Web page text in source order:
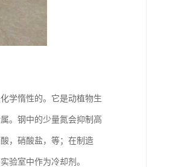
学惰性的。它是动植物生
。钢中的少量氮会抑制高
，硝酸盐，等；在制造
验室中作为冷却剂。